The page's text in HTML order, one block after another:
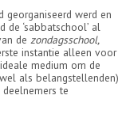
werd en
de ‘sabbatschool’ al
de zondagsschool,
instantie alleen voor
medium om de
als belangstellenden)
te